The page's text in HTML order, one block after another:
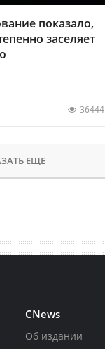
показало,
заселяет
36444
ЕЩЕ
CNews
Об издании